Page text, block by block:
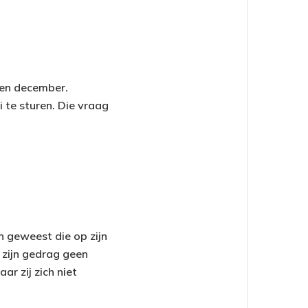
december.
te sturen. Die vraag
geweest die op zijn
gedrag geen
zij zich niet